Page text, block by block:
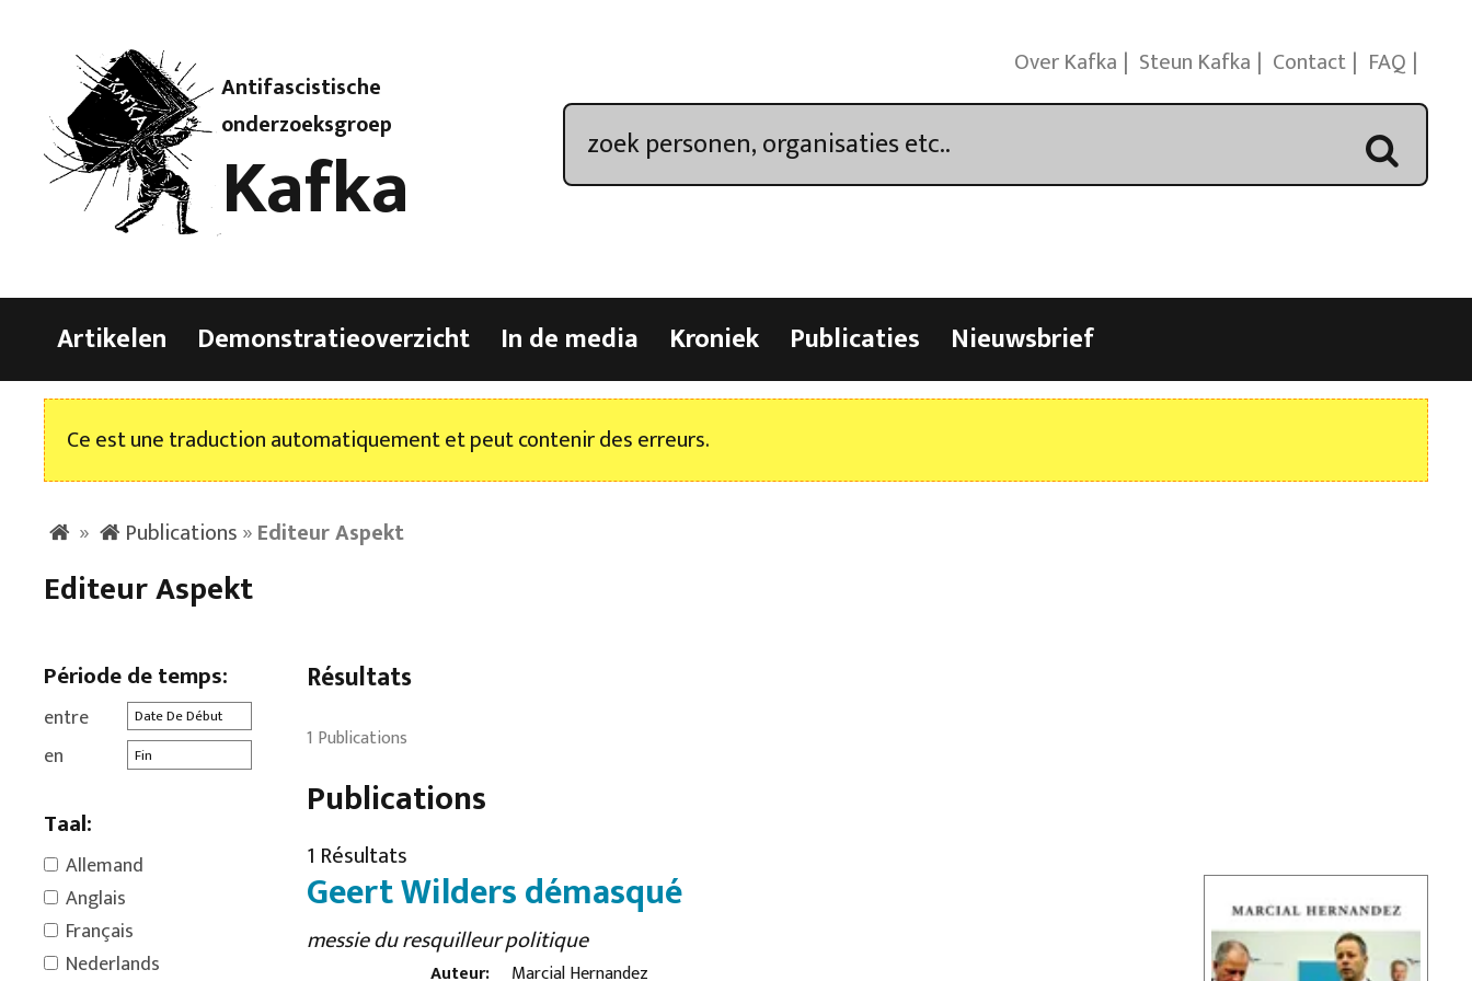
Antifascistische
onderzoeksgroep
Kafka
Over Kafka Steun Kafka Contact FAQ
Artikelen Demonstratieoverzicht In de media Kroniek Publicaties Nieuwsbrief
Ce est une traduction automatiquement et peut contenir des erreurs.
» Publications»Editeur Aspekt
Editeur Aspekt
Période de temps:
entre
en
Taal:
Allemand
Anglais
Français
Nederlands
Résultats
1 Publications
Publications
1 Résultats
Geert Wilders démasqué
messie du resquilleur politique
Auteur:
Marcial Hernandez